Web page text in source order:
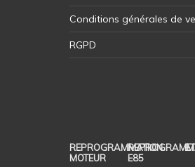
Conditions générales de
RGPD
REPROGRAMMATION
MOTEUR
E85